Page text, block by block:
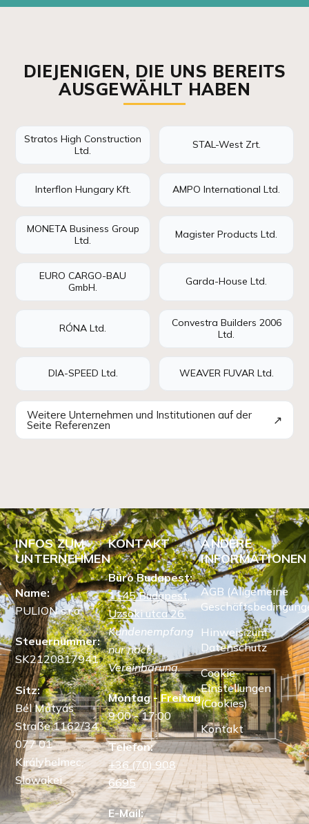
DIEJENIGEN, DIE UNS BEREITS
AUSGEWÄHLT HABEN
Stratos High Construction
Ltd.
STAL-West Zrt.
Interflon Hungary Kft. AMPO International Ltd.
MONETA Business Group
Ltd.
Magister Products Ltd.
EURO CARGO-BAU
GmbH.
Garda-House Ltd.
RÓNA Ltd.
Convestra Builders 2006
Ltd.
DIA-SPEED Ltd. WEAVER FUVAR Ltd.
Weitere Unternehmen und Institutionen auf der
Seite Referenzen ↗
INFOS ZUM
UNTERNEHMEN
Name:
PULION s.r.o.
Steuernummer:
SK2120817941
Sitz:
Bél Mátyás
Straße 1162/34,
077 01
Királyhelmec,
Slowakei
KONTAKT
Büro Budapest:
1145 Budapest,
Uzsoki utca 26.
Kundenempfang
nur nach
Vereinbarung.
Montag - Freitag
9:00 - 17:00
Telefon:
+36 (70) 908
6695
E-Mail:
ANDERE
INFORMATIONEN
AGB (Allgemeine
Hinweis zum
Datenschutz
Cookie-
Einstellungen
(Cookies)
Kontakt